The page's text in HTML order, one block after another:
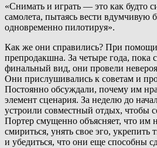
«Снимать и играть — это как будто
самолета, пытаясь вести вдумчивую
одновременно пилотируя».
Как же они справились? При
препродакшна. За четыре года, пока
финальный вид, они провели
Они прислушивались к советам и
Постоянно обсуждали, почему им
элемент сценария. За неделю до
устроили совместный отдых, чтобы
Портер смущенно объясняет, что им
смириться, унять свое эго, укрепить
и убедиться, что они еще способны